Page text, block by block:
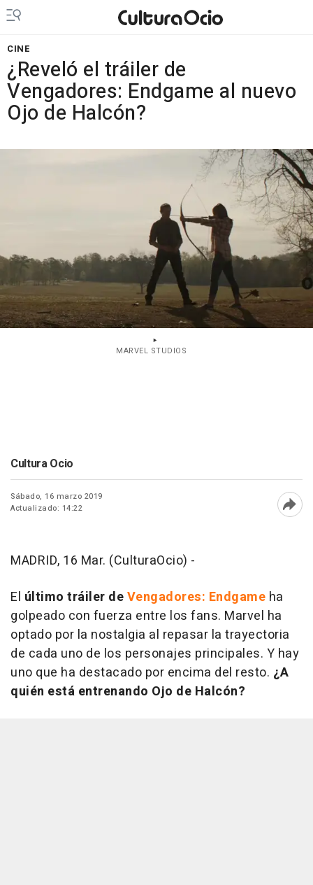
CINE
¿Reveló el tráiler de
Vengadores: Endgame al nuevo
Ojo de Halcón?
MARVEL STUDIOS
Cultura Ocio
Sábado, 16 marzo 2019
Actualizado: 14:22
MADRID, 16 Mar. (CulturaOcio) -
El último tráiler deVengadores: Endgame ha
golpeado con fuerza entre los fans. Marvel ha
optado por la nostalgia al repasar la trayectoria
de cada uno de los personajes principales. Y hay
uno que ha destacado por encima del resto. ¿A
quién está entrenando Ojo de Halcón?